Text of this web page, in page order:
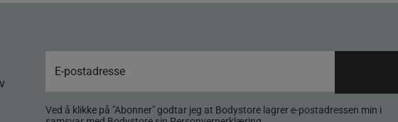
Ved å klikke på "Abonner" godtar jeg at Bodystore lagrer e-postadressen min i